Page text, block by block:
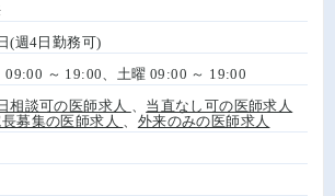
(週4日勤務可)
09:00 ～ 19:00、土曜 09:00 ～ 19:00
相談可の医師求人
当直なし可の医師求人
募集の医師求人 外来のみの医師求人